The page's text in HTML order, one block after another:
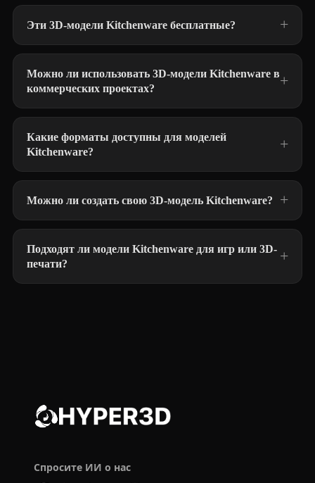
Эти 3D-модели Kitchenware бесплатные?
Можно ли использовать 3D-модели Kitchenware в
коммерческих проектах?
Какие форматы доступны для моделей
Kitchenware?
Можно ли создать свою 3D-модель Kitchenware?
Подходят ли модели Kitchenware для игр или 3D-
печати?
Спросите ИИ о нас